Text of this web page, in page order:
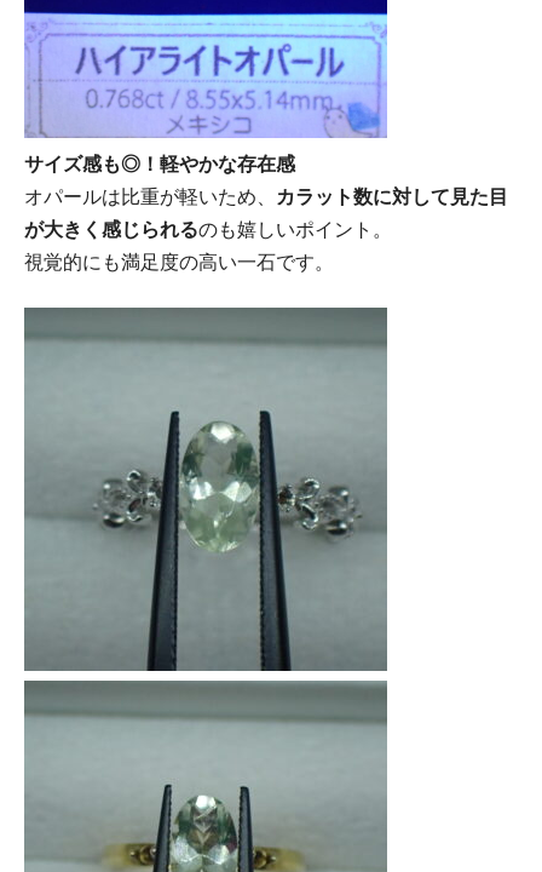
サイズ感も◎！軽やかな存在感
オパールは比重が軽いため、 カラット数に対して見た目
が大きく感じられるのも嬉しいポイント。
視覚的にも満足度の高い一石です。